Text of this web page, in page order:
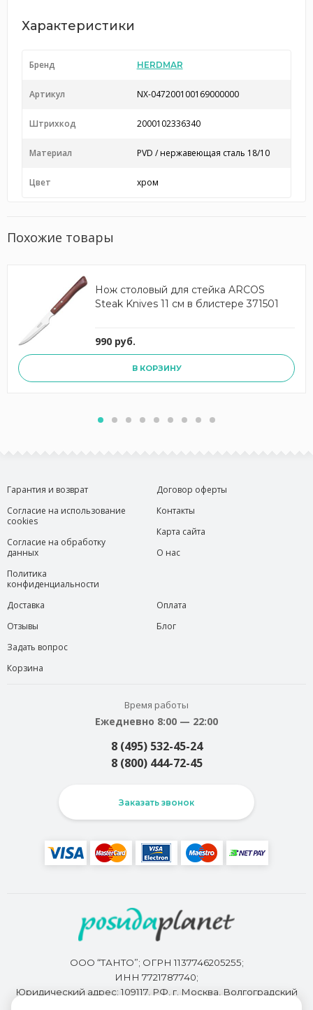
Характеристики
Бренд HERDMAR
Артикул NX-047200100169000000
Штрихкод 2000102336340
Материал PVD / нержавеющая сталь 18/10
Цвет хром
Похожие товары
Нож столовый для стейка ARCOS
Steak Knives 11 см в блистере 371501
990 руб.
В КОРЗИНУ
Гарантия и возврат
Согласие на использование
cookies
Согласие на обработку
данных
Политика
конфиденциальности
Договор оферты
Контакты
Карта сайта
О нас
Доставка
Отзывы
Задать вопрос
Корзина
Оплата
Блог
Время работы
Ежедневно 8:00 — 22:00
8 (495) 532-45-24
8 (800) 444-72-45
Заказать звонок
ООО “ТАНТО”; ОГРН 1137746205255;
ИНН 7721787740;
Юридический адрес: 109117, РФ, г. Москва, Волгоградский